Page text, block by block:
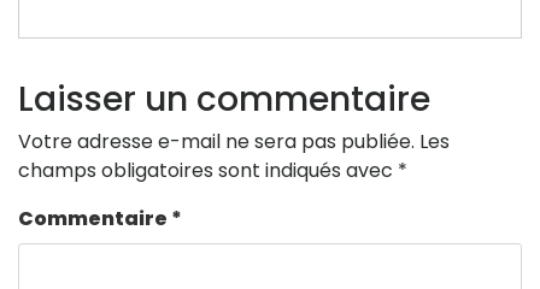
Laisser un commentaire
Votre adresse e-mail ne sera pas publiée. Les
champs obligatoires sont indiqués avec *
Commentaire *